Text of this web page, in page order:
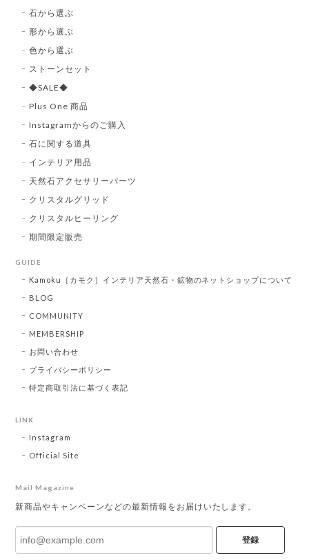
石から選ぶ
形から選ぶ
色から選ぶ
ストーンセット
◆SALE◆
Plus One 商品
Instagramからのご購入
石に関する道具
インテリア用品
天然石アクセサリーパーツ
クリスタルグリッド
クリスタルヒーリング
期間限定販売
GUIDE
Kamoku［カモク］インテリア天然石・鉱物のネットショップについて
BLOG
COMMUNITY
MEMBERSHIP
お問い合わせ
プライバシーポリシー
特定商取引法に基づく表記
LINK
Instagram
Official Site
Mail Magazine
新商品やキャンペーンなどの最新情報をお届けいたします。
登録